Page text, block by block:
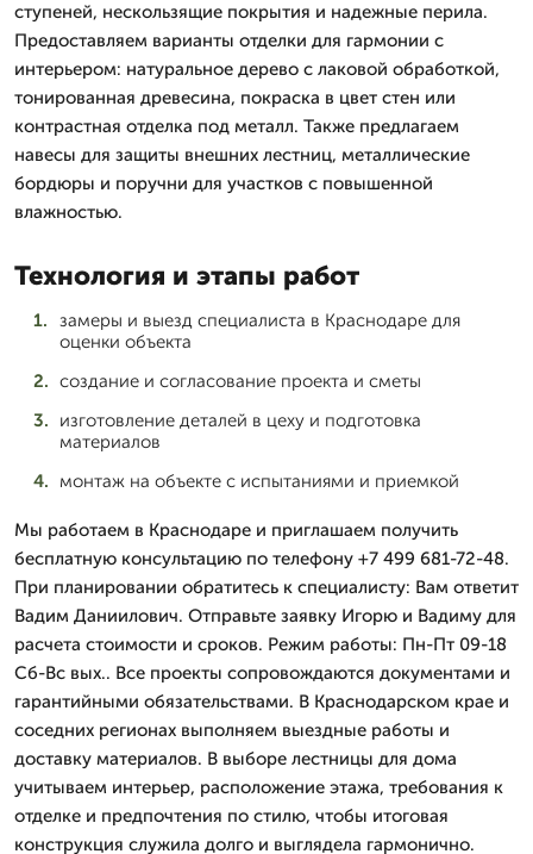
ступеней, нескользящие покрытия и надежные перила.
Предоставляем варианты отделки для гармонии с
интерьером: натуральное дерево с лаковой обработкой,
тонированная древесина, покраска в цвет стен или
контрастная отделка под металл. Также предлагаем
навесы для защиты внешних лестниц, металлические
бордюры и поручни для участков с повышенной
влажностью.
Технология и этапы работ
замеры и выезд специалиста в Краснодаре для
оценки объекта
создание и согласование проекта и сметы
изготовление деталей в цеху и подготовка
материалов
монтаж на объекте с испытаниями и приемкой
Мы работаем в Краснодаре и приглашаем получить
бесплатную консультацию по телефону +7 499 681-72-48.
При планировании обратитесь к специалисту: Вам ответит
Вадим Даниилович. Отправьте заявку Игорю и Вадиму для
расчета стоимости и сроков. Режим работы: Пн-Пт 09-18
Сб-Вс вых.. Все проекты сопровождаются документами и
гарантийными обязательствами. В Краснодарском крае и
соседних регионах выполняем выездные работы и
доставку материалов. В выборе лестницы для дома
учитываем интерьер, расположение этажа, требования к
отделке и предпочтения по стилю, чтобы итоговая
конструкция служила долго и выглядела гармонично.